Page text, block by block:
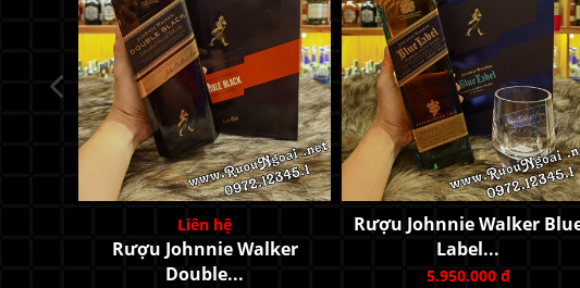
Rượu John Walker & Sons
King...
13.900.000 đ
Rượu Mortlach 12YO Hộp
Quà...